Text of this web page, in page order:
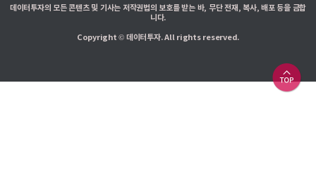
데이터투자의 모든 콘텐츠 및 기사는 저작권법의 보호를 받는 바, 무단 전재, 복사, 배포 등을 금합
니다.
Copyright © 데이터투자. All rights reserved.